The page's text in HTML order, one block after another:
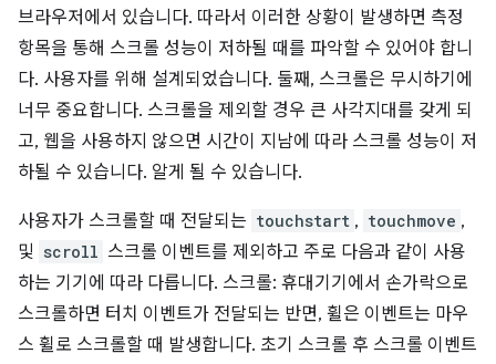
브라우저에서 있습니다. 따라서 이러한 상황이 발생하면 측정
항목을 통해 스크롤 성능이 저하될 때를 파악할 수 있어야 합니
다. 사용자를 위해 설계되었습니다. 둘째, 스크롤은 무시하기에
너무 중요합니다. 스크롤을 제외할 경우 큰 사각지대를 갖게 되
고, 웹을 사용하지 않으면 시간이 지남에 따라 스크롤 성능이 저
하될 수 있습니다. 알게 될 수 있습니다.
사용자가 스크롤할 때 전달되는 touchstart , touchmove ,
및 scroll 스크롤 이벤트를 제외하고 주로 다음과 같이 사용
하는 기기에 따라 다릅니다. 스크롤: 휴대기기에서 손가락으로
스크롤하면 터치 이벤트가 전달되는 반면, 휠은 이벤트는 마우
스 휠로 스크롤할 때 발생합니다. 초기 스크롤 후 스크롤 이벤트